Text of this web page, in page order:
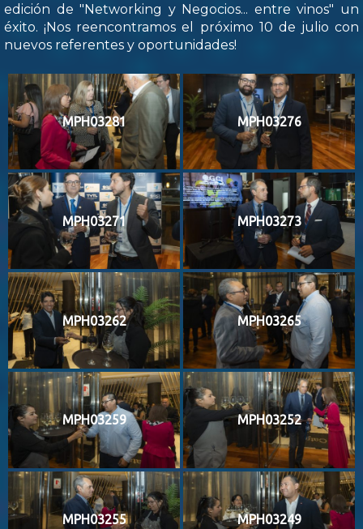
edición de "Networking y Negocios... entre vinos" un
éxito. ¡Nos reencontramos el próximo 10 de julio con
nuevos referentes y oportunidades!
MPH03281 MPH03276
MPH03271 MPH03273
MPH03262 MPH03265
MPH03259 MPH03252
MPH03255 MPH03249